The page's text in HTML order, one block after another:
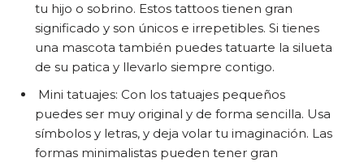
tu hijo o sobrino. Estos tattoos tienen gran
significado y son únicos e irrepetibles. Si tienes
una mascota también puedes tatuarte la silueta
de su patica y llevarlo siempre contigo.
Mini tatuajes: Con los tatuajes pequeños
puedes ser muy original y de forma sencilla. Usa
símbolos y letras, y deja volar tu imaginación. Las
formas minimalistas pueden tener gran